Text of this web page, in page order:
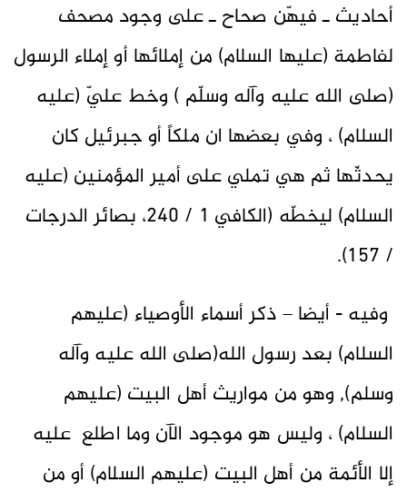
أحاديث ـ فيهّن صحاح ـ على وجود مصحف
لفاطمة (عليها السلام) من إملائها أو إملاء الرسول
(صلى الله عليه وآله وسلّم ) وخط عليّ (عليه
السلام) ، وفي بعضها ان ملكاً أو جبرئيل كان
يحدثّها ثم هي تملي على أمير المؤمنين (عليه
السلام) ليخطّه (الكافي 1 / 240، بصائر الدرجات
/ 157).
وفيه - أيضا – ذكر أسماء الأوصياء (عليهم
السلام) بعد رسول الله(صلى الله عليه وآله
وسلم), وهو من مواريث أهل البيت (عليهم
السلام) ، وليس هو موجود الآن وما اطلع عليه
إلا الأئمة من أهل البيت (عليهم السلام) أو من